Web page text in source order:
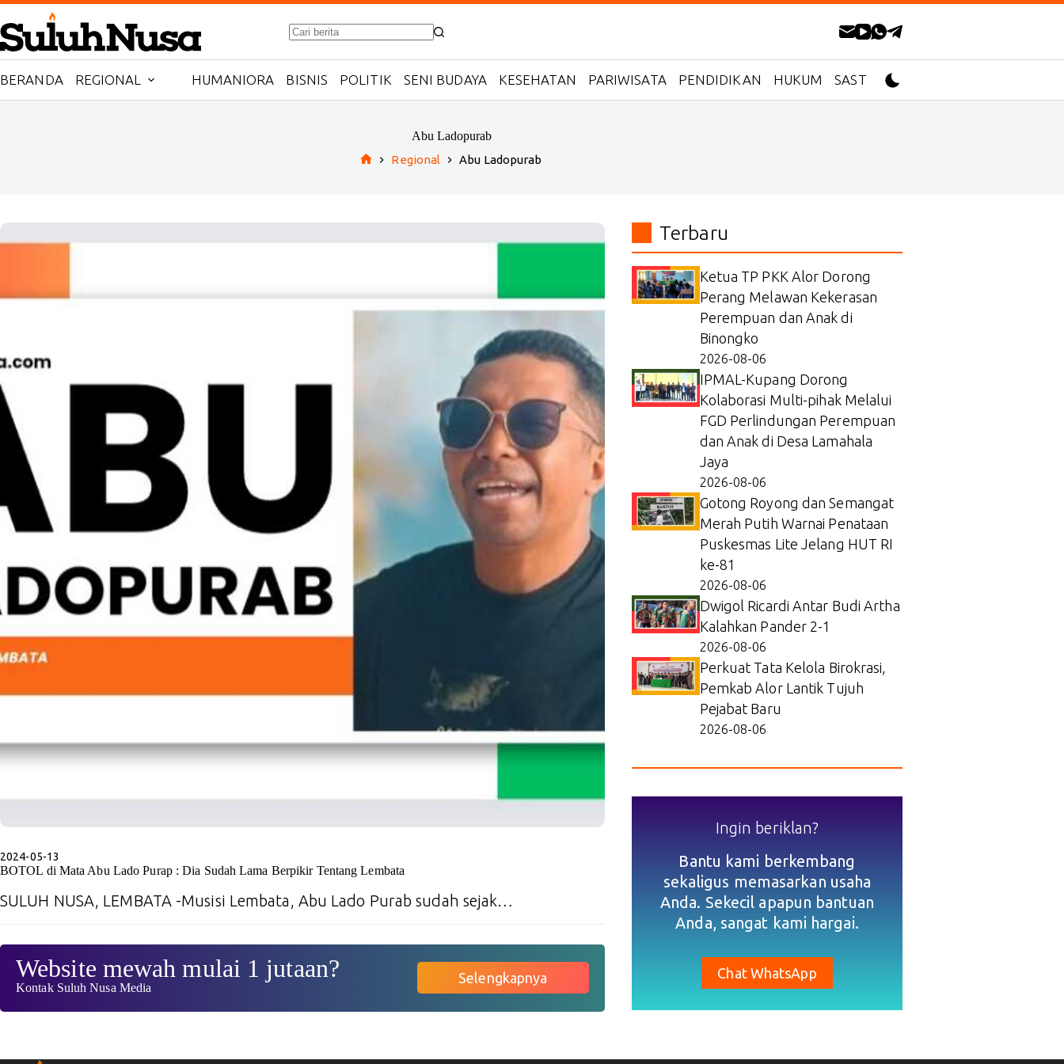
Skip
to
content
No
BERANDA REGIONAL HUMANIORA BISNIS POLITIK SENI BUDAYA KESEHATAN PARIWISATA PENDIDIKAN HUKUM SASTRA
Abu Ladopurab
Regional Abu Ladopurab
2024-05-13
BOTOL di Mata Abu Lado Purap : Dia Sudah Lama Berpikir Tentang Lembata
SULUH NUSA, LEMBATA -Musisi Lembata, Abu Lado Purab sudah sejak…
Website mewah mulai 1 jutaan?
Kontak Suluh Nusa Media
Selengkapnya
Terbaru
Ketua TP PKK Alor Dorong
Perang Melawan Kekerasan
Perempuan dan Anak di
Binongko
2026-08-06
IPMAL-Kupang Dorong
Kolaborasi Multi-pihak Melalui
FGD Perlindungan Perempuan
dan Anak di Desa Lamahala
Jaya
2026-08-06
Gotong Royong dan Semangat
Merah Putih Warnai Penataan
Puskesmas Lite Jelang HUT RI
ke-81
2026-08-06
Dwigol Ricardi Antar Budi Artha
Kalahkan Pander 2-1
2026-08-06
Perkuat Tata Kelola Birokrasi,
Pemkab Alor Lantik Tujuh
Pejabat Baru
2026-08-06
Ingin beriklan?
Bantu kami berkembang
sekaligus memasarkan usaha
Anda. Sekecil apapun bantuan
Anda, sangat kami hargai.
Chat WhatsApp